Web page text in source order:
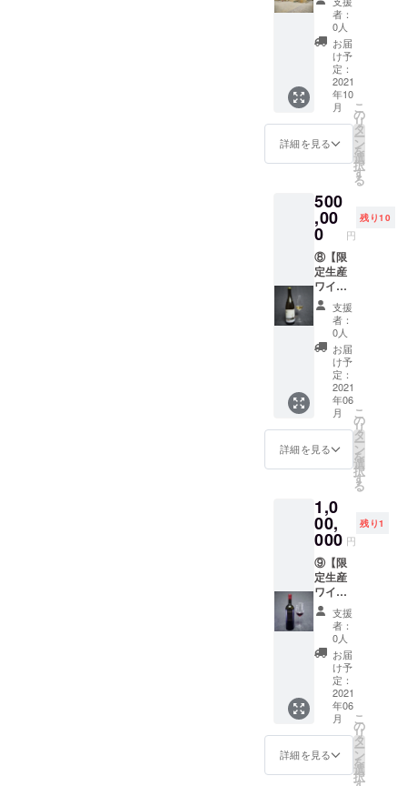
に変更
が出る
可能性
がござ
います
ので、
その際
はメー
ご連絡
致しま
ン開始
予定月
より、
Webサ
イトに
てチ
ケット
の使用
を有効
に致し
ます。
※有効期
限：
2021年
6月〜
2022年
ファ
ベット
で備考
欄にご
記入下
さい。
また、
不要の
方は備
考欄に
入下さ
い。 ※
コロナ
の影響
により
リター
ン開始
に変更
が出る
可能性
がござ
います
ので、
その際
はメー
ルにて
ご連絡
致しま
予定月
より、
Webサ
イトに
てチ
ケット
の使用
を有効
に致し
ます。
※有効期
限：
2021年
6月〜
2022年
コロナ
の影響
により
リター
ン開始
に変更
が出る
可能性
がござ
います
ルにて
ご連絡
致しま
す。 ※
リター
ン開始
予定月
より、
Webサ
イトに
てチ
ケット
の使用
を有効
に致し
ます。
※有効期
限：
6月
をご提
供致し
ます。)
・ピア
ラ3つ
(クヴェ
ヴリと
同じ土
壌から
出来た
素焼き
の土器3
支援し
て頂い
た方の
名前を
ジョー
ジア文
字で刻
印し(任
意)ご提
供致し
ます。)
・支援
して頂
いた方
にお礼
とし
て、感
謝の
メール
をご提
ます。
【備
考】 ※
未成年
の方は
ご利用
いただ
けませ
ん。 ※
掲載画
像のワ
インは
参考で
す。 ※
ピアラ
に刻印
したい
お名前
をアル
ファ
けて毎
月2本が
届く、
定期お
届け
セット
を購入
する事
が出来
るチ
ケット
をご提
ます。
・支援
して頂
いた方
にお礼
とし
て、感
謝の
メール
をご提
供致し
ます。
【備
考】 ※
未成年
の方は
ご利用
いただ
けませ
ん。 ※
像のワ
インは
参考で
す。ワ
インの
種類は
お選び
いただ
けませ
ん。 ※
コロナ
の影響
により
リター
ン開始
に変更
が出る
可能性
がござ
います
リーガ
イド】
・
DaiSuW
ineが友
好関係
を持つ
ジョー
ジアの
ファミ
リーワ
イナ
伝統行
事であ
る収穫
祭(ルト
ヴェリ)
に参加
し、本
場での
宴会(ス
プラ)に
ご招待
致しま
す。 ・
支援し
て頂い
た方に
お礼と
して、
感謝の
メール
供致し
ます。
【備
考】 ※
通常の
ジョー
ジアの
ガイド
では、
一般の
方が収
穫祭(ル
トヴェ
リ)やそ
の後に
行われ
るワイ
ナリー
(マラニ)
での宴
者：
0人
お届
け予
定：
2021
年10
月
詳細を見る
こ
の
リ
タ
ー
ン
を
選
択
す
る
500
,00
0 円
残り10
⑧【限
定生産
ワイン
の独占
購入
権】※法
人様向
DaiSuW
ineが
ジョー
ジアで
厳選し
たワイ
ナリー
が醸造
日本初
上陸の
希少価
値の高
い限定
生産の
クヴェ
ヴリワ
インの
独占購
入権。
・支援
してい
ただき
ました
法人様
のお名
前(任意)
を
DaiSuW
支援
者：
0人
お届
け予
定：
2021
年06
月
詳細を見る
こ
の
リ
タ
ー
ン
を
選
択
す
る
1,0
00,
000 円
残り1
⑨【限
定生産
ワイン
の独占
購入
権】※法
人様向
本初上
陸 ク
ヴェヴ
リセミ
ス
ウィー
トワイ
ン100本
支援
者：
0人
お届
け予
定：
2021
年06
月
詳細を見る
こ
の
リ
タ
ー
ン
を
選
択